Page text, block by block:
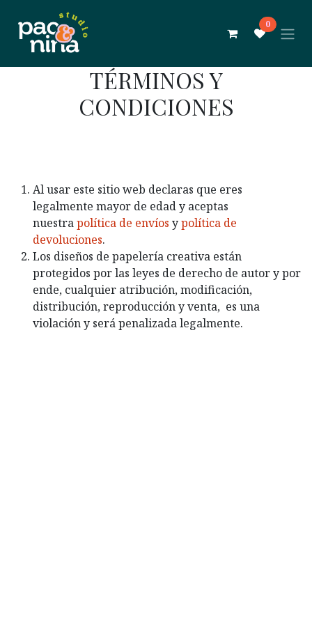
0
TÉRMINOS Y
CONDICIONES
Al usar este sitio web declaras que eres
legalmente mayor de edad y aceptas
nuestrapolítica de envíos ypolítica de
devoluciones.
Los diseños de papelería creativa están
protegidos por las leyes de derecho de autor y por
ende, cualquier atribución, modificación,
distribución, reproducción y venta, es una
violación y será penalizada legalmente.